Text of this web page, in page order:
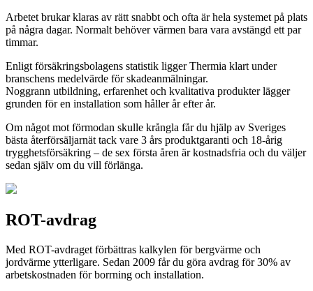
Arbetet brukar klaras av rätt snabbt och ofta är hela systemet på plats
på några dagar. Normalt behöver värmen bara vara avstängd ett par
timmar.
Enligt försäkringsbolagens statistik ligger Thermia klart under
branschens medelvärde för skadeanmälningar.
Noggrann utbildning, erfarenhet och kvalitativa produkter lägger
grunden för en installation som håller år efter år.
Om något mot förmodan skulle krångla får du hjälp av Sveriges
bästa återförsäljarnät tack vare 3 års produktgaranti och 18-årig
trygghetsförsäkring – de sex första åren är kostnadsfria och du väljer
sedan själv om du vill förlänga.
ROT-avdrag
Med ROT-avdraget förbättras kalkylen för bergvärme och
jordvärme ytterligare. Sedan 2009 får du göra avdrag för 30% av
arbetskostnaden för borrning och installation.